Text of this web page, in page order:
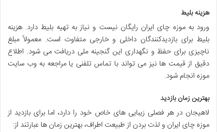
هزینه بلیط
ورود به موزه چای ایران رایگان نیست و نیاز به تهیه بلیط دارد. هزینه
بلیط برای بازدیدکنندگان داخلی و خارجی متفاوت است. معمولاً مبلغ
ناچیزی برای حفظ و نگهداری این گنجینه ملی دریافت می شود. اطلاع
دقیق از قیمت ها نیز می تواند با تماس تلفنی یا مراجعه به وب سایت
موزه انجام شود.
بهترین زمان بازدید
لاهیجان در هر فصلی زیبایی های خاص خود را دارد، اما برای بازدید از
موزه چای ایران و لذت بردن از طبیعت اطراف، بهترین زمان ها عبارتند از: